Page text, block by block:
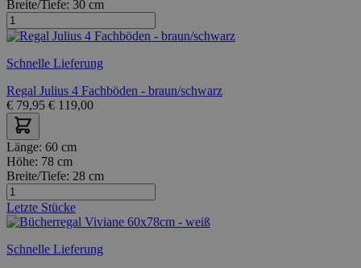
Breite/Tiefe: 30 cm
Schnelle Lieferung
Regal Julius 4 Fachböden - braun/schwarz
€ 79,95 € 119,00
Länge: 60 cm
Höhe: 78 cm
Breite/Tiefe: 28 cm
Letzte Stücke
Schnelle Lieferung